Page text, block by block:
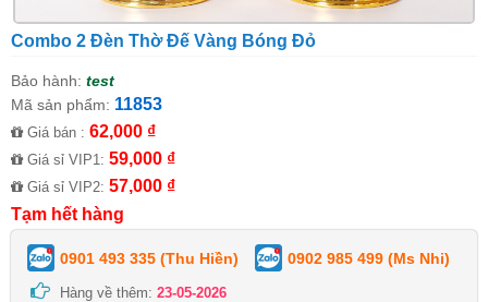
Combo 2 Đèn Thờ Đế Vàng Bóng Đỏ
Bảo hành: test
Mã sản phẩm: 11853
Giá bán : 62,000 ₫
Giá sỉ VIP1: 59,000 ₫
Giá sỉ VIP2: 57,000 ₫
Tạm hết hàng
0901 493 335 (Thu Hiền) 0902 985 499 (Ms Nhi)
Hàng về thêm: 23-05-2026